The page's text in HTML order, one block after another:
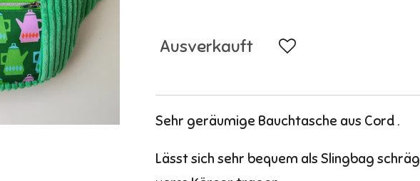
Ausverkauft
Sehr geräumige Bauchtasche aus Cord .
Lässt sich sehr bequem als Slingbag schräg